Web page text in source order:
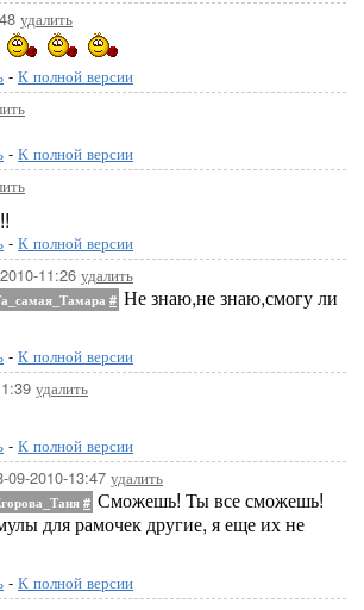
удалить
- К полной версии
- К полной версии
- К полной версии
11:26 удалить
# Не знаю,не знаю,смогу ли
- К полной версии
удалить
- К полной версии
09-2010-13:47 удалить
# Сможешь! Ты все сможешь!
для рамочек другие, я еще их не
- К полной версии